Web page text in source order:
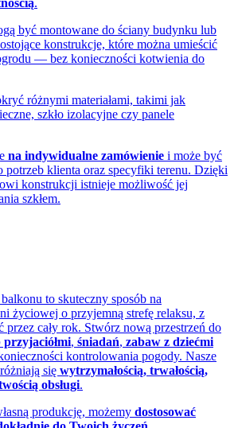
.
być montowane do ściany budynku lub
konstrukcje, które można umieścić
— bez konieczności kotwienia do
różnymi materiałami, takimi jak
szkło izolacyjne czy panele
na indywidualne zamówienie i może być
potrzeb klienta oraz specyfiki terenu. Dzięki
konstrukcji istnieje możliwość jej
szkłem.
to skuteczny sposób na
życiowej o przyjemną strefę relaksu, z
przez cały rok. Stwórz nową przestrzeń do
, śniadań, zabaw z dziećmi
kontrolowania pogody. Nasze
się wytrzymałością, trwałością,
obsługi.
produkcję, możemy dostosować